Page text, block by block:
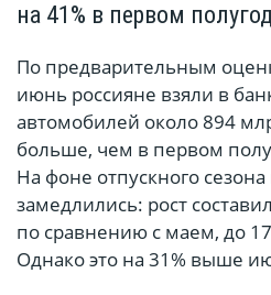
на 41% в первом
По предварительным
июнь россияне взяли в
автомобилей около 894
больше, чем в первом
На фоне отпускного
замедлились: рост
по сравнению с маем, до
Однако это на 31% выше